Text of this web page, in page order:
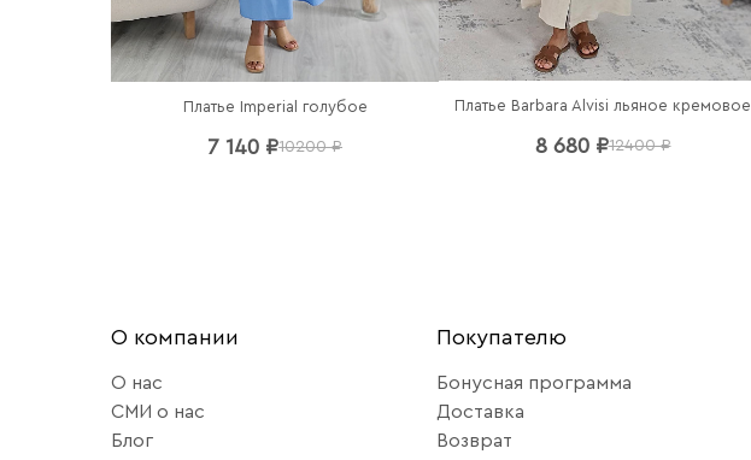
Платье Imperial голубое
7 140 ₽10200 ₽
Платье Barbara Alvisi льяное кремовое
8 680 ₽12400 ₽
О компании
О нас
СМИ о нас
Блог
Покупателю
Бонусная программа
Доставка
Возврат